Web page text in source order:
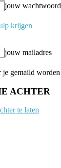
jouw wachtwoord
krijgen
jouw mailadres
je gemaild worden
ACHTER
te laten